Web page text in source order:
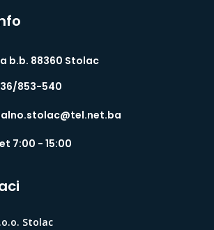
b.b. 88360 Stolac
853-540
7:00 - 15:00
Stolac